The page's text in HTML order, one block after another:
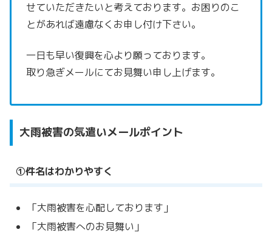
せていただきたいと考えております。 お困りのこ
とがあれば遠慮なくお申し付け下さい。
一日も早い復興を心より願っております。
取り急ぎメールにてお見舞い申し上げます。
大雨被害の気遣いメールポイント
①件名はわかりやすく
「大雨被害を心配しております」
「大雨被害へのお見舞い」